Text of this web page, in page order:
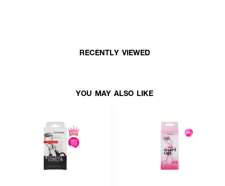
RECENTLY VIEWED
YOU MAY ALSO LIKE